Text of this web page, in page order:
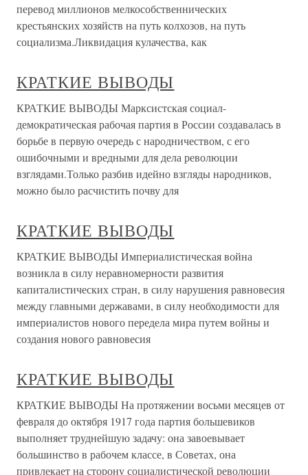
перевод миллионов мелкособственнических
крестьянских хозяйств на путь колхозов, на путь
социализма.Ликвидация кулачества, как
КРАТКИЕ ВЫВОДЫ
КРАТКИЕ ВЫВОДЫ Марксистская социал-
демократическая рабочая партия в России создавалась в
борьбе в первую очередь с народничеством, с его
ошибочными и вредными для дела революции
взглядами.Только разбив идейно взгляды народников,
можно было расчистить почву для
КРАТКИЕ ВЫВОДЫ
КРАТКИЕ ВЫВОДЫ Империалистическая война
возникла в силу неравномерности развития
капиталистических стран, в силу нарушения равновесия
между главными державами, в силу необходимости для
империалистов нового передела мира путем войны и
создания нового равновесия
КРАТКИЕ ВЫВОДЫ
КРАТКИЕ ВЫВОДЫ На протяжении восьми месяцев от
февраля до октября 1917 года партия большевиков
выполняет труднейшую задачу: она завоевывает
большинство в рабочем классе, в Советах, она
привлекает на сторону социалистической революции